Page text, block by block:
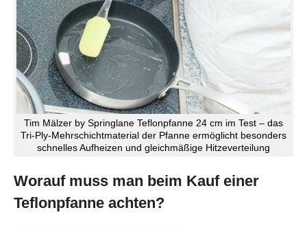
Tim Mälzer by Springlane Teflonpfanne 24 cm im Test – das
Tri-Ply-Mehrschichtmaterial der Pfanne ermöglicht besonders
schnelles Aufheizen und gleichmäßige Hitzeverteilung
Worauf muss man beim Kauf einer
Teflonpfanne achten?